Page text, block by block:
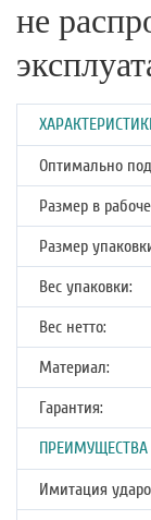
не
Оптимально
Размер в
Размер
Вес упаковки:
Вес нетто:
Материал:
Гарантия:
ПРЕИМУЩЕСТВА
Имитация